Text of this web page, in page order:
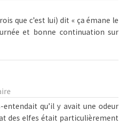
que c’est lui) dit « ça émane le
et bonne continuation sur
qu’il y avait une odeur
des elfes était particulièrement